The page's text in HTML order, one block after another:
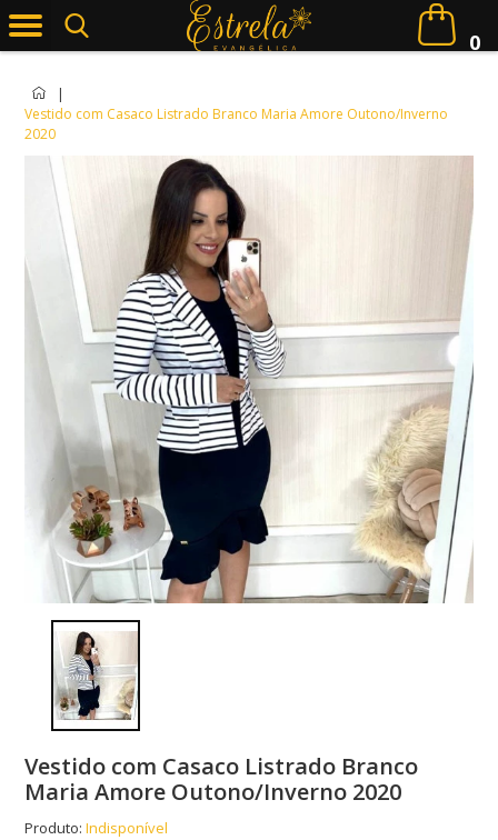
0
|
Vestido com Casaco Listrado Branco Maria Amore Outono/Inverno
2020
Vestido com Casaco Listrado Branco
Maria Amore Outono/Inverno 2020
Produto: Indisponível